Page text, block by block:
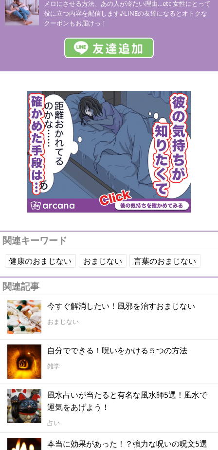
メロにさせる方法、あの人が冷たい理由…etc 女性にとって
役に立つ内容を配信します♪LINEの友達になるとオトクな
クーポンもお届けっ！
関連キーワード
健康のおまじない おまじない 言葉のおまじない
関連記事
今すぐ解消したい！風邪を治すおまじない
おまじない
自分でできる！呪いをかける５つの方法
雑学
風水占いが当たると有名な風水師5選！風水で
運気をあげよう！
占い
本当に効果があった！？強力な呪いの呪文5選